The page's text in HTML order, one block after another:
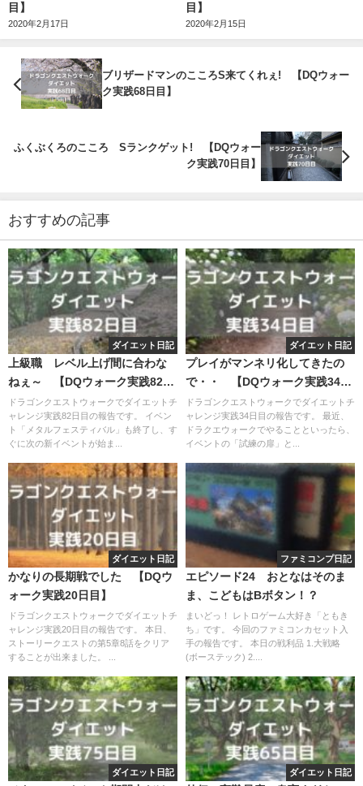
目】
2020年2月17日
目】
2020年2月15日
ブリザードマンのこころS来てくれぇ! 【DQウォー
ク実践68日目】
ふくぶくろのこころ Sランクゲット! 【DQウォー
ク実践70日目】
おすすめの記事
ダイエット日記
上級職 レベル上げ間に合わな
ねぇ～ 【DQウォーク実践82日
目】
ドラゴンクエストウォークでダイエットチ
ャレンジ実践82日目の報告です。 イベン
ト「メタルフェスティバル」も終了し、す
ぐに次の新イベントが始ま...
ダイエット日記
プレイがマンネリ化してきたの
で・・ 【DQウォーク実践34日
目】
ドラゴンクエストウォークでダイエットチ
ャレンジ実践34日目の報告です。 最近、
ドラクエウォークでやることといったら、
イベントの「試練の扉」と...
ダイエット日記
かなりの長期戦でした 【DQウ
ォーク実践20日目】
ドラゴンクエストウォークでダイエットチ
ャレンジ実践20日目の報告です。 本日、
ストーリークエストの第5章8話をクリア
することが出来ました。 ...
ファミコンプ日記
エピソード24 おとなはそのま
ま、こどもはBボタン！？
まいどっ！ レトロゲーム大好き「ともき
ち」です。 今回のファミコンカセット入
手の報告です。 本日の戦利品 1.大戦略
(ボーステック) 2....
ダイエット日記 ダイエット日記